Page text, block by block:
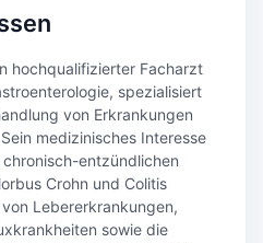
hochqualifizierter Facharzt
spezialisiert
von Erkrankungen
medizinisches Interesse
entzündlichen
Crohn und Colitis
Lebererkrankungen,
sowie die